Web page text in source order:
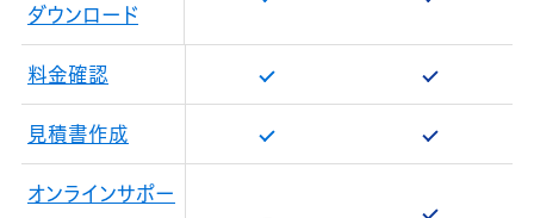
ダウンロード
料金確認
見積書作成
オンラインサポー